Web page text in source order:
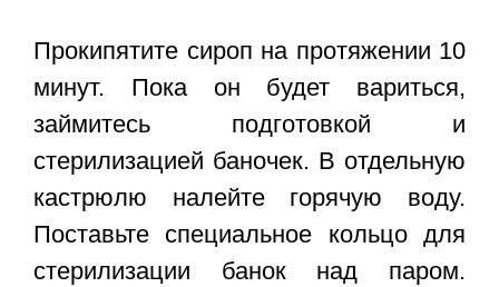
Прокипятите сироп на протяжении 10
минут. Пока он будет вариться,
займитесь подготовкой и
стерилизацией баночек. В отдельную
кастрюлю налейте горячую воду.
Поставьте специальное кольцо для
стерилизации банок над паром.